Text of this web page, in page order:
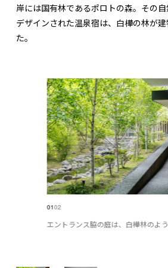
岸には国有林であるポロトの森。その
デザインされた温泉宿は、白樺の林が
た。
0102
エントランス脇の庭は、白樺林のよう